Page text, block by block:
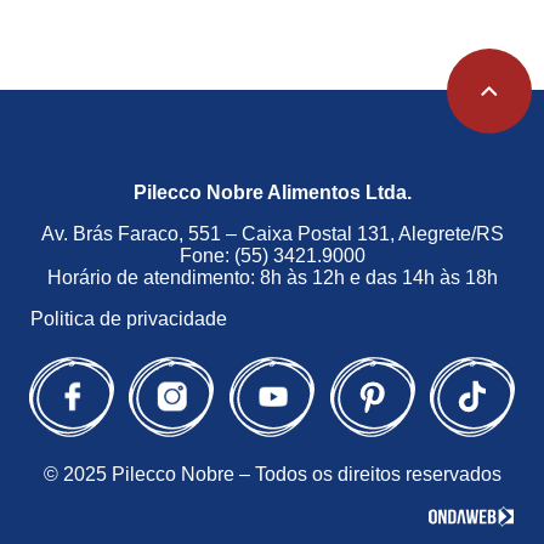
Pilecco Nobre Alimentos Ltda.
Av. Brás Faraco, 551 – Caixa Postal 131, Alegrete/RS
Fone: (55) 3421.9000
Horário de atendimento: 8h às 12h e das 14h às 18h
Politica de privacidade
© 2025 Pilecco Nobre – Todos os direitos reservados